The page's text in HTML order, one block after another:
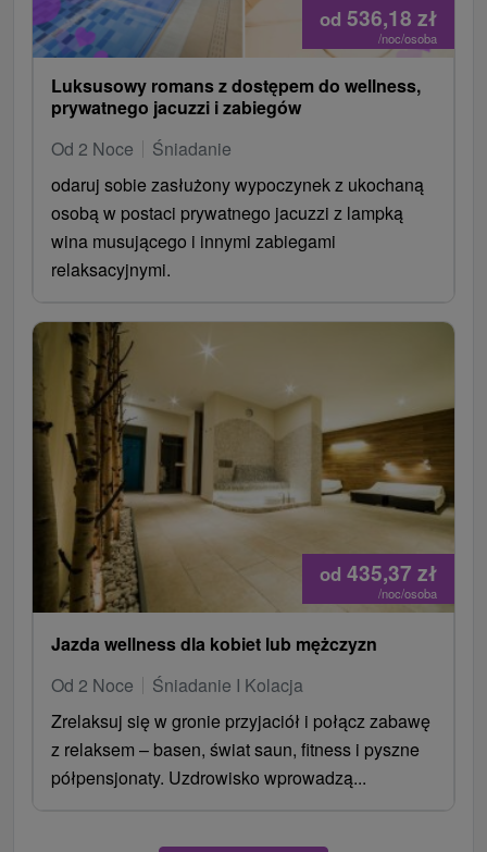
od 536,18 zł
/noc/osoba
Luksusowy romans z dostępem do wellness,
prywatnego jacuzzi i zabiegów
Od 2 Noce
Śniadanie
odaruj sobie zasłużony wypoczynek z ukochaną
osobą w postaci prywatnego jacuzzi z lampką
wina musującego i innymi zabiegami
relaksacyjnymi.
od 435,37 zł
/noc/osoba
Jazda wellness dla kobiet lub mężczyzn
Od 2 Noce
Śniadanie I Kolacja
Zrelaksuj się w gronie przyjaciół i połącz zabawę
z relaksem – basen, świat saun, fitness i pyszne
półpensjonaty. Uzdrowisko wprowadzą...